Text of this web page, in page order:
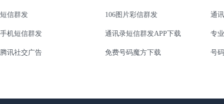
短信群发
手机短信群发
腾讯社交广告
106图片彩信群发
通讯录短信群发APP下载
免费号码魔方下载
通
专
号